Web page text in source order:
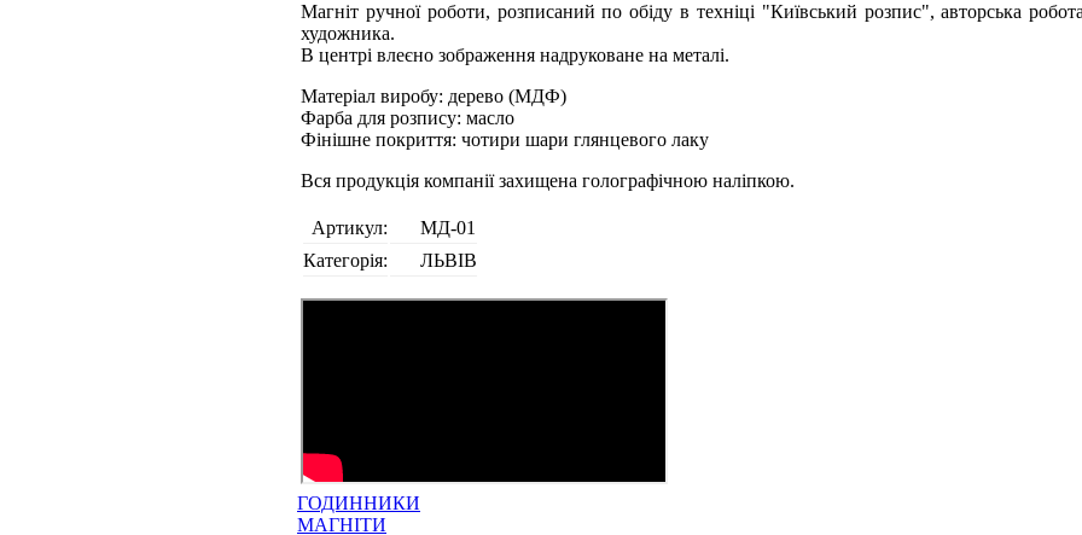
Магніт ручної роботи, розписаний по обіду в техніці "Київський розпис", авторська
художника.
В центрі влеєно зображення надруковане на металі.
Матеріал виробу: дерево (МДФ)
Фарба для розпису: масло
Фінішне покриття: чотири шари глянцевого лаку
Вся продукція компанії захищена голографічною наліпкою.
Артикул:
МД-01
Категорія:
ЛЬВІВ
ГОДИННИКИ
МАГНІТИ